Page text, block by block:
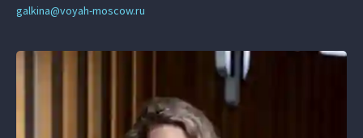
galkina@voyah-moscow.ru